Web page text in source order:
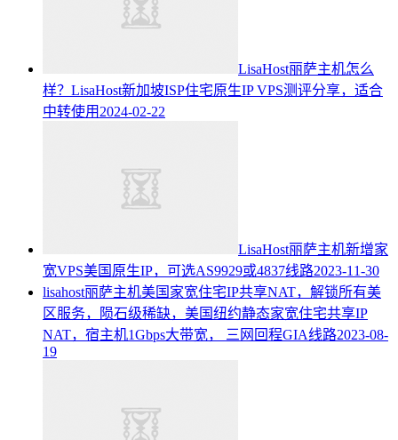
LisaHost丽萨主机怎么
样？LisaHost新加坡ISP住宅原生IP VPS测评分享，适合
中转使用 2024-02-22
LisaHost丽萨主机新增家
宽VPS美国原生IP，可选AS9929或4837线路2023-11-30
lisahost丽萨主机美国家宽住宅IP共享NAT，解锁所有美
区服务，陨石级稀缺，美国纽约静态家宽住宅共享IP
NAT，宿主机1Gbps大带宽， 三网回程GIA线路2023-08-
19